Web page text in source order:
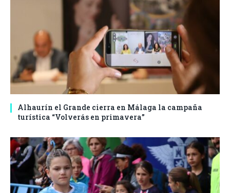
Alhaurín el Grande cierra en Málaga la campaña
turística “Volverás en primavera”